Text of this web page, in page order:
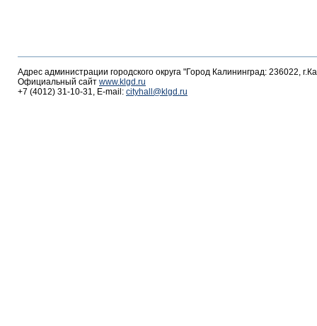
Адрес администрации городского округа "Город Калининград: 236022,
Официальный сайт www.klgd.ru
+7 (4012) 31-10-31, E-mail: cityhall@klgd.ru